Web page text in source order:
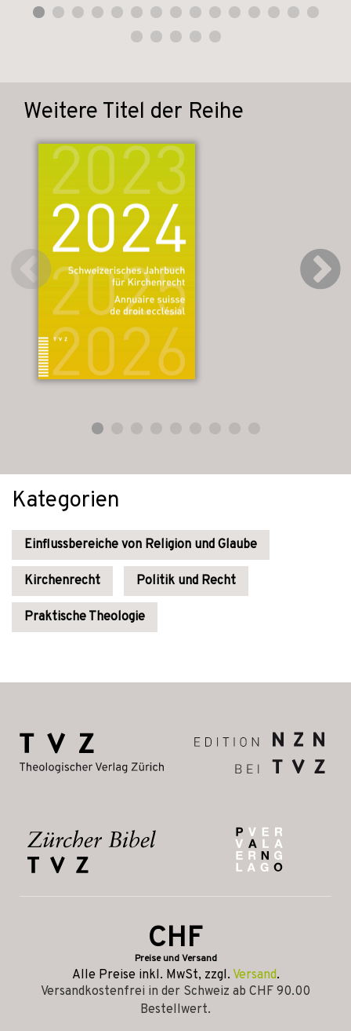
Weitere Titel der Reihe
Kategorien
Einflussbereiche von Religion und Glaube
Kirchenrecht Politik und Recht
Praktische Theologie
CHF
Preise und Versand
Alle Preise inkl. MwSt, zzgl. Versand.
Versandkostenfrei in der Schweiz ab CHF 90.00
Bestellwert.